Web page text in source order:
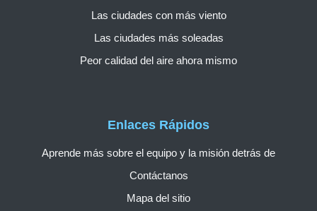
Enlaces Rápidos
Aprende más sobre el equipo y la misión detrás de
Contáctanos
Mapa del sitio
Las ciudades con más viento
Las ciudades más soleadas
Peor calidad del aire ahora mismo